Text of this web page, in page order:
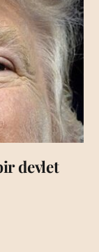
devlet